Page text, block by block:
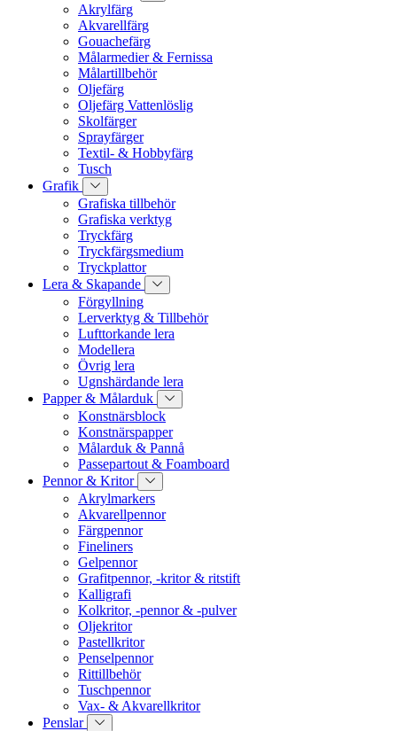
Akrylfärg
Akvarellfärg
Gouachefärg
Målarmedier & Fernissa
Målartillbehör
Oljefärg
Oljefärg Vattenlöslig
Skolfärger
Sprayfärger
Textil- & Hobbyfärg
Tusch
Grafik
Grafiska tillbehör
Grafiska verktyg
Tryckfärg
Tryckfärgsmedium
Tryckplattor
Lera & Skapande
Förgyllning
Lerverktyg & Tillbehör
Lufttorkande lera
Modellera
Övrig lera
Ugnshärdande lera
Papper & Målarduk
Konstnärsblock
Konstnärspapper
Målarduk & Pannå
Passepartout & Foamboard
Pennor & Kritor
Akrylmarkers
Akvarellpennor
Färgpennor
Fineliners
Gelpennor
Grafitpennor, -kritor & ritstift
Kalligrafi
Kolkritor, -pennor & -pulver
Oljekritor
Pastellkritor
Penselpennor
Rittillbehör
Tuschpennor
Vax- & Akvarellkritor
Penslar